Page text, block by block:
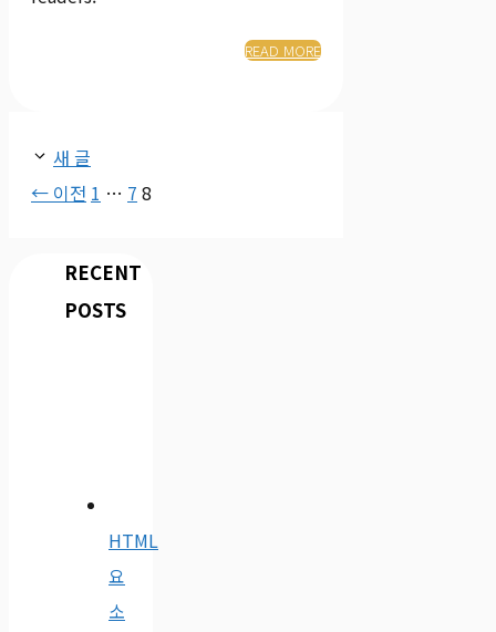
READ MORE
새 글
← 이전 페
지
1 … 페
지
7 페
8
RECENT
POSTS
HTML
요
소